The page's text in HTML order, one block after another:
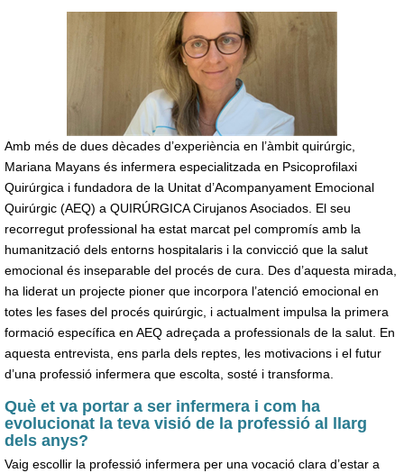
Amb més de dues dècades d’experiència en l’àmbit quirúrgic,
Mariana Mayans és infermera especialitzada en Psicoprofilaxi
Quirúrgica i fundadora de la Unitat d’Acompanyament Emocional
Quirúrgic (AEQ) a QUIRÚRGICA Cirujanos Asociados. El seu
recorregut professional ha estat marcat pel compromís amb la
humanització dels entorns hospitalaris i la convicció que la salut
emocional és inseparable del procés de cura. Des d’aquesta mirada,
ha liderat un projecte pioner que incorpora l’atenció emocional en
totes les fases del procés quirúrgic, i actualment impulsa la primera
formació específica en AEQ adreçada a professionals de la salut. En
aquesta entrevista, ens parla dels reptes, les motivacions i el futur
d’una professió infermera que escolta, sosté i transforma.
Què et va portar a ser infermera i com ha
evolucionat la teva visió de la professió al llarg
dels anys?
Vaig escollir la professió infermera per una vocació clara d’estar a